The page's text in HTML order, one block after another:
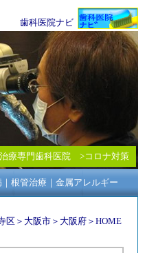
歯科医院ナビ
療専門歯科医院 >コロナ対策
｜ 根管治療 ｜ 金属アレルギー
区＞ 大阪市＞ 大阪府＞ HOME